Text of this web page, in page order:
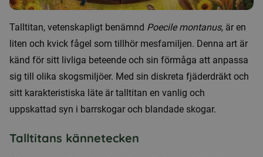
Talltitan, vetenskapligt benämnd Poecile montanus, är en
liten och kvick fågel som tillhör mesfamiljen. Denna art är
känd för sitt livliga beteende och sin förmåga att anpassa
sig till olika skogsmiljöer. Med sin diskreta fjäderdräkt och
sitt karakteristiska läte är talltitan en vanlig och
uppskattad syn i barrskogar och blandade skogar.
Talltitans kännetecken